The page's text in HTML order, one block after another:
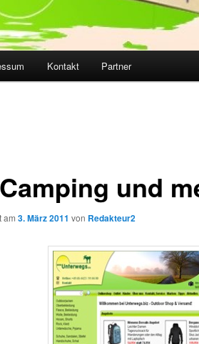
Kontakt Partner
und
am 3. März 2011 von Redakteur2